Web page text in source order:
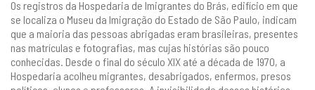
Os registros da Hospedaria de Imigrantes do Brás, edifício em que
se localiza o Museu da Imigração do Estado de São Paulo, indicam
que a maioria das pessoas abrigadas eram brasileiras, presentes
nas matrículas e fotografias, mas cujas histórias são pouco
conhecidas. Desde o final do século XIX até a década de 1970, a
Hospedaria acolheu migrantes, desabrigados, enfermos, presos